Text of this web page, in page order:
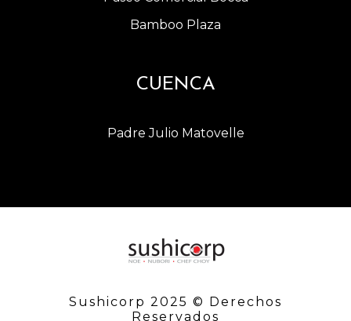
Bamboo Plaza
CUENCA
Padre Julio Matovelle
Sushicorp 2025 © Derechos
Reservados